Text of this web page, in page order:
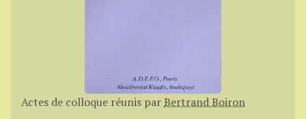
Actes de colloque réunis parBertrand Boiron